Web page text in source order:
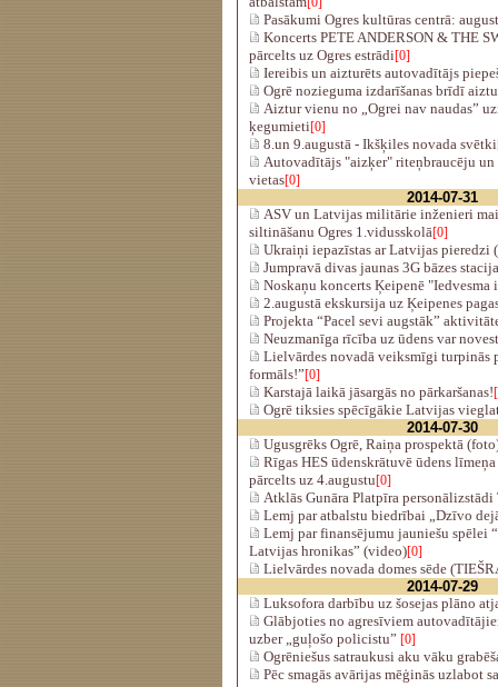
Pasākumi Ogres kultūras centrā:
Koncerts PETE ANDERSON & THE
pārcelts uz Ogres estrādi[0]
Iereibis un aizturēts autovadītājs
Ogrē nozieguma izdarīšanas brīdī
Aiztur vienu no „Ogrei nav naudas”
ķegumieti[0]
8.un 9.augustā - Ikšķiles novada svētki
Autovadītājs "aizķer" riteņbraucēju
vietas[0]
2014-07-31
ASV un Latvijas militārie inženieri
siltināšanu Ogres 1.vidusskolā[0]
Ukraiņi iepazīstas ar Latvijas pieredzi
Jumpravā divas jaunas 3G bāzes
Noskaņu koncerts Ķeipenē "Iedvesma
2.augustā ekskursija uz Ķeipenes
Projekta “Pacel sevi augstāk”
Neuzmanīga rīcība uz ūdens var
Lielvārdes novadā veiksmīgi turpinās
formāls!”[0]
Karstajā laikā jāsargās no pārkaršanas!
Ogrē tiksies spēcīgākie Latvijas
2014-07-30
Ugusgrēks Ogrē, Raiņa prospektā
Rīgas HES ūdenskrātuvē ūdens
pārcelts uz 4.augustu[0]
Atklās Gunāra Platpīra personālizstādi
Lemj par atbalstu biedrībai „Dzīvo
Lemj par finansējumu jauniešu spēlei
Latvijas hronikas” (video)[0]
Lielvārdes novada domes sēde
2014-07-29
Luksofora darbību uz šosejas plāno
Glābjoties no agresīviem
uzber „guļošo policistu” [0]
Ogrēniešus satraukusi aku vāku
Pēc smagās avārijas mēģinās uzlabot